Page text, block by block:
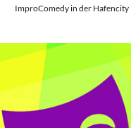
ImproComedy in der Hafencity